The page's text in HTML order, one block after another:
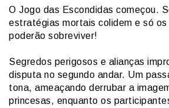
O Jogo das Escondidas começou.
estratégias mortais colidem e só
poderão sobreviver!
Segredos perigosos e alianças
disputa no segundo andar. Um
tona, ameaçando derrubar a
princesas, enquanto os